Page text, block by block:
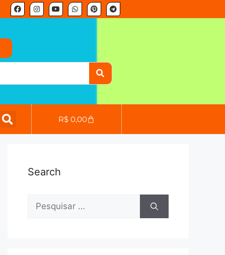
R$ 0,00
Search